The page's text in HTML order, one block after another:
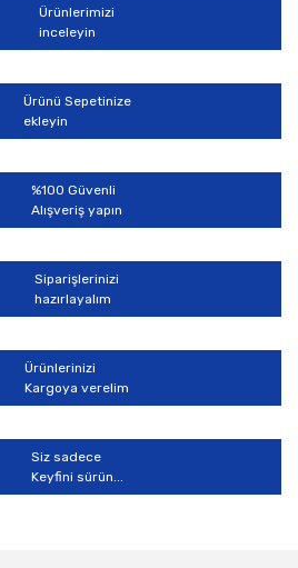
Yorum Yaz
bozuk veya görüntülenemiyor.
eksik bilgiler bulunuyor.
bulunuyor.
daha pahalı.
alternatifler olmalı.
Gönder
Ürünlerimizi
inceleyin
Ürünü Sepetinize
ekleyin
%100 Güvenli
Alışveriş yapın
Siparişlerinizi
hazırlayalım
Ürünlerinizi
Kargoya verelim
Siz sadece
Keyfini sürün...